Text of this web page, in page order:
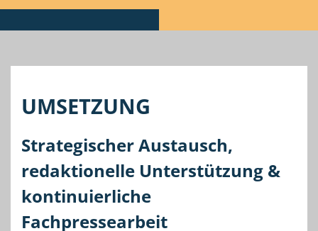
UMSETZUNG
Strategischer Austausch,
redaktionelle Unterstützung &
kontinuierliche
Fachpressearbeit